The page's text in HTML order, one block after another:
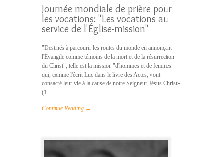
Journée mondiale de prière pour
les vocations: "Les vocations au
service de l'Église-mission"
"Destinés à parcourir les routes du monde en annonçant
l'Évangile comme témoins de la mort et de la résurrection
du Christ", telle est la mission "d'hommes et de femmes
qui, comme l'écrit Luc dans le livre des Actes, «ont
consacré leur vie à la cause de notre Seigneur Jésus Christ»
(1
Continue Reading →